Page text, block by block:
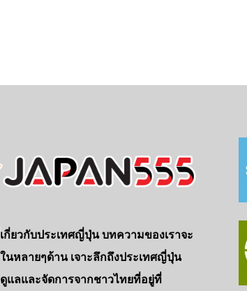
กี่ยวกับประเทศญี่ปุ่น บทความของเราจะ
นหลายๆด้าน เจาะลึกถึงประเทศญี่ปุ่น
แลและจัดการจากชาวไทยที่อยู่ที่